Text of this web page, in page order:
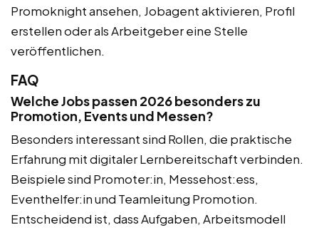
Promoknight ansehen, Jobagent aktivieren, Profil
erstellen oder als Arbeitgeber eine Stelle
veröffentlichen.
FAQ
Welche Jobs passen 2026 besonders zu
Promotion, Events und Messen?
Besonders interessant sind Rollen, die praktische
Erfahrung mit digitaler Lernbereitschaft verbinden.
Beispiele sind Promoter:in, Messehost:ess,
Eventhelfer:in und Teamleitung Promotion.
Entscheidend ist, dass Aufgaben, Arbeitsmodell